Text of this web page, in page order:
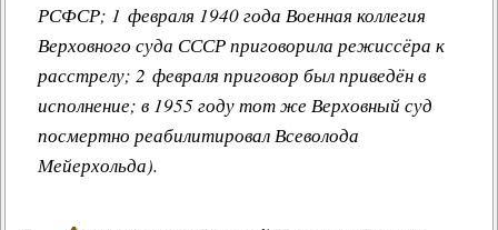
РСФСР; 1 февраля 1940 года Военная коллегия
Верховного суда СССР приговорила режиссёра к
расстрелу; 2 февраля приговор был приведён в
исполнение; в 1955 году тот же Верховный суд
посмертно реабилитировал Всеволода
Мейерхольда).